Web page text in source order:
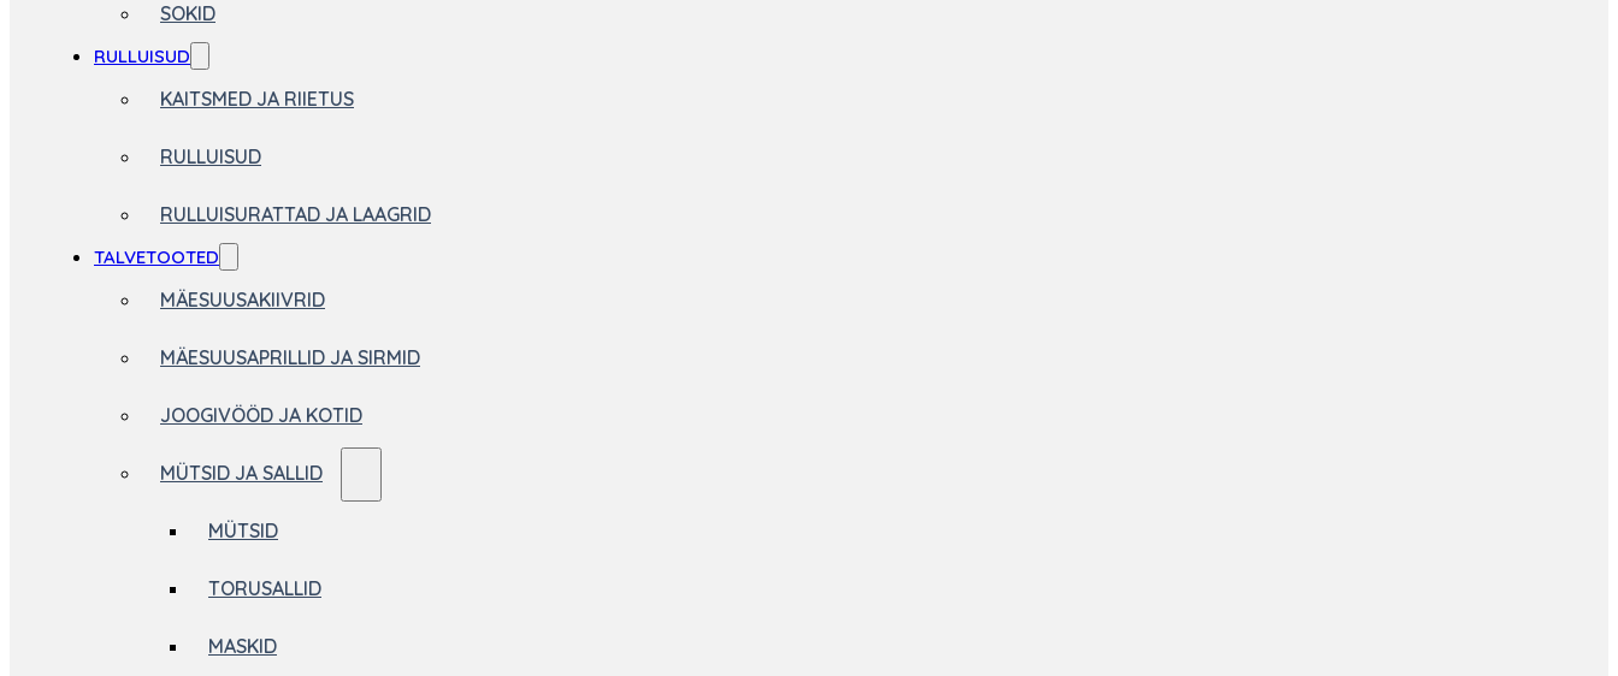
SOKID
RULLUISUD
KAITSMED JA RIIETUS
RULLUISUD
RULLUISURATTAD JA LAAGRID
TALVETOOTED
MÄESUUSAKIIVRID
MÄESUUSAPRILLID JA SIRMID
JOOGIVÖÖD JA KOTID
MÜTSID JA SALLID
MÜTSID
TORUSALLID
MASKID